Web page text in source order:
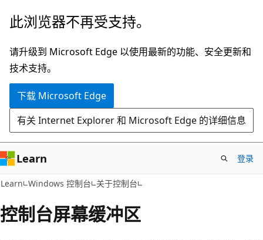
跳
主
要
内
此浏览器不再受支持。
请升级到 Microsoft Edge 以使用最新的功能、安全更新和
技术支持。
下载 Microsoft Edge
有关 Internet Explorer 和 Microsoft Edge 的详细信息
Learn 登录
Learn Windows 控制台 关于控制台
控制台屏幕缓冲区